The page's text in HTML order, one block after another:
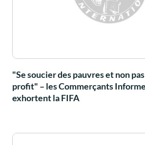
"Se soucier des pauvres et non
profit" – les Commerçants
exhortent la FIFA